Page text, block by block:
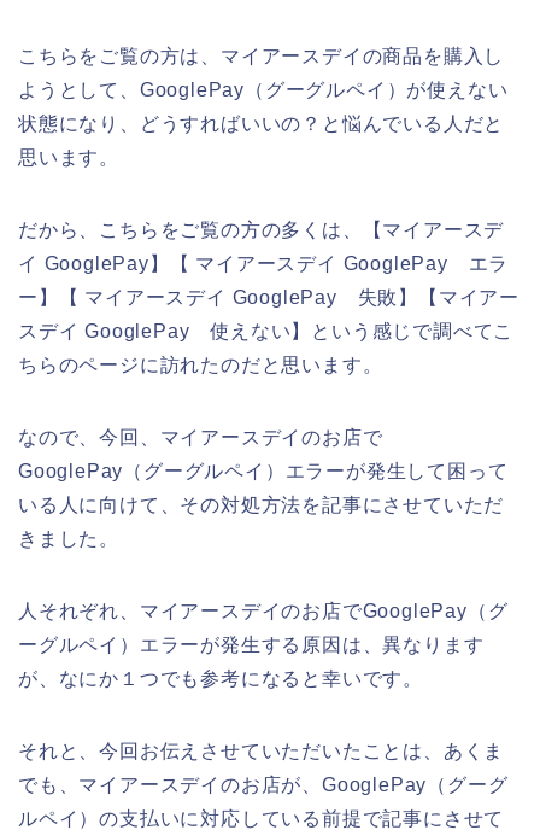
こちらをご覧の方は、マイアースデイの商品を購入し
ようとして、GooglePay（グーグルペイ）が使えない
状態になり、どうすればいいの？と悩んでいる人だと
思います。
だから、こちらをご覧の方の多くは、【マイアースデ
イ GooglePay】【 マイアースデイ GooglePay エラ
ー】【 マイアースデイ GooglePay 失敗】【マイアー
スデイ GooglePay 使えない】という感じで調べてこ
ちらのページに訪れたのだと思います。
なので、今回、マイアースデイのお店で
GooglePay（グーグルペイ）エラーが発生して困って
いる人に向けて、その対処方法を記事にさせていただ
きました。
人それぞれ、マイアースデイのお店でGooglePay（グ
ーグルペイ）エラーが発生する原因は、異なります
が、なにか１つでも参考になると幸いです。
それと、今回お伝えさせていただいたことは、あくま
でも、マイアースデイのお店が、GooglePay（グーグ
ルペイ）の支払いに対応している前提で記事にさせて